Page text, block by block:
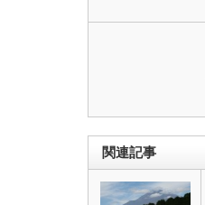
関連記事